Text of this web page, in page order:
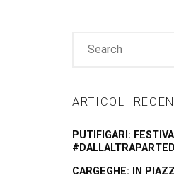
ARTICOLI
PUTIFIGARI:
CARGEGHE: IN